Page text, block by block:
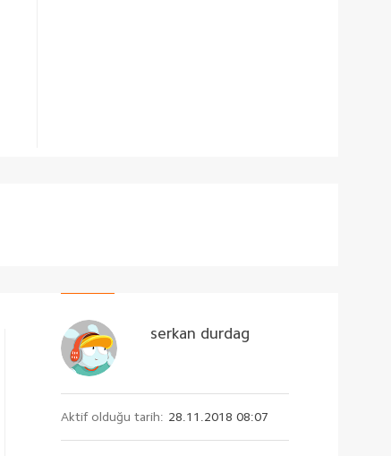
serkan durdag
Aktif olduğu tarih: 28.11.2018 08:07